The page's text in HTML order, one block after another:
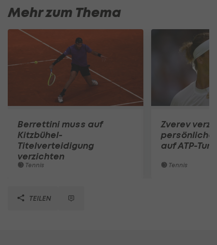
Mehr zum Thema
Berrettini muss auf
Kitzbühel-
Titelverteidigung
verzichten
Tennis
Zverev
auf ATP-
Tennis
TEILEN